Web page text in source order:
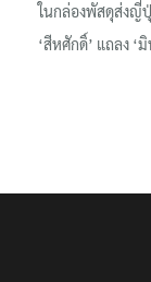
ในกล่องพัสดุส่งญี่
‘สีหศักดิ์’ แถลง ‘